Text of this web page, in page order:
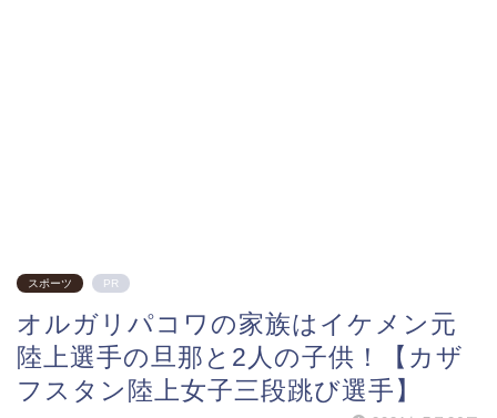
スポーツ PR
オルガリパコワの家族はイケメン元
陸上選手の旦那と2人の子供！【カザ
フスタン陸上女子三段跳び選手】